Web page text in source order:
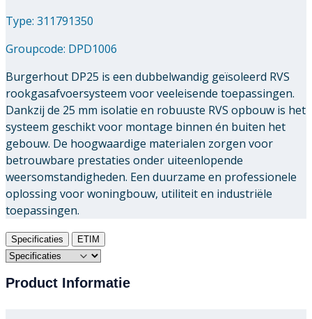
Type: 311791350
Groupcode: DPD1006
Burgerhout DP25 is een dubbelwandig geïsoleerd RVS
rookgasafvoersysteem voor veeleisende toepassingen.
Dankzij de 25 mm isolatie en robuuste RVS opbouw is het
systeem geschikt voor montage binnen én buiten het
gebouw. De hoogwaardige materialen zorgen voor
betrouwbare prestaties onder uiteenlopende
weersomstandigheden. Een duurzame en professionele
oplossing voor woningbouw, utiliteit en industriële
toepassingen.
Specificaties ETIM
Product Informatie